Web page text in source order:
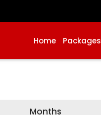
Home Packages
Months